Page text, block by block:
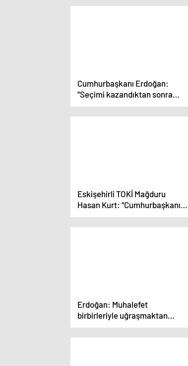
Cumhurbaşkanı Erdoğan:
”Seçimi kazandıktan sonra
yine AK Parti’de olacağım”
diyen sirk cambazlarına asla
Eskişehirli TOKİ Mağduru
Hasan Kurt: “Cumhurbaşkanım
‘İnsaf’ Kelimesini Çevre ve
Şehircilik ile TOKİ Başkanı’na
Erdoğan: Muhalefet
birbirleriyle uğraşmaktan
başka bir konuyla ilgilenemiyor